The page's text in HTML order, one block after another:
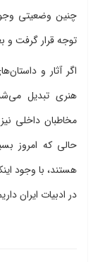
چنین وضعیتی
توجه قرار گرفت و
اگر آثار و
هنری تبدیل
مخاطبان داخلی
حالی که امروز
هستند، با وجود
در ادبیات ایران